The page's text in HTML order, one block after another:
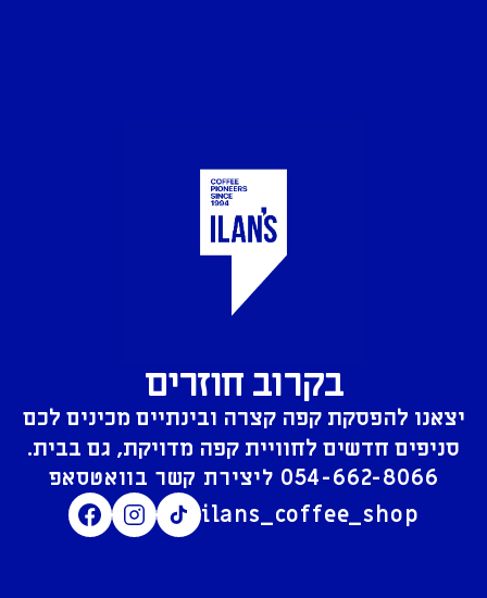
בקרוב חוזרים
יצאנו להפסקת קפה קצרה ובינתיים מכינים לכם
סניפים חדשים לחוויית קפה מדויקת, גם בבית.
054-662-8066
ilans_coffee_shop